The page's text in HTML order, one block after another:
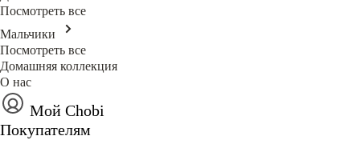
Посмотреть все
Мальчики
Посмотреть все
Домашняя коллекция
О нас
Мой Chobi
Покупателям